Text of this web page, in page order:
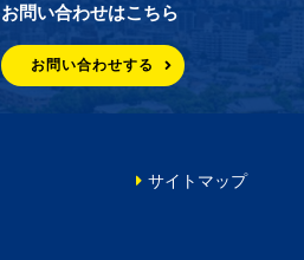
お問い合わせはこちら
お問い合わせする
サイトマップ